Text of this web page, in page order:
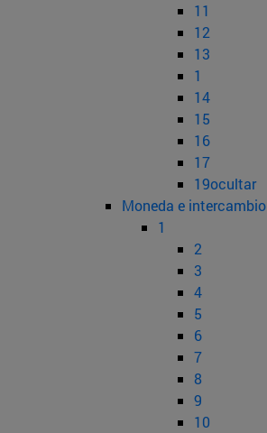
11
12
13
1
14
15
16
17
19ocultar
Moneda e intercambio
1
2
3
4
5
6
7
8
9
10